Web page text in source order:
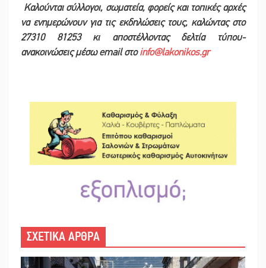
Καλούνται σύλλογοι, σωματεία, φορείς και τοπικές αρχές
να ενημερώνουν για τις εκδηλώσεις τους, καλώντας στο
27310 81253 κι αποστέλλοντας δελτία τύπου-
ανακοινώσεις μέσω email στοinfo@lakonikos.gr
ΣΧΕΤΙΚΑ ΑΡΘΡΑ